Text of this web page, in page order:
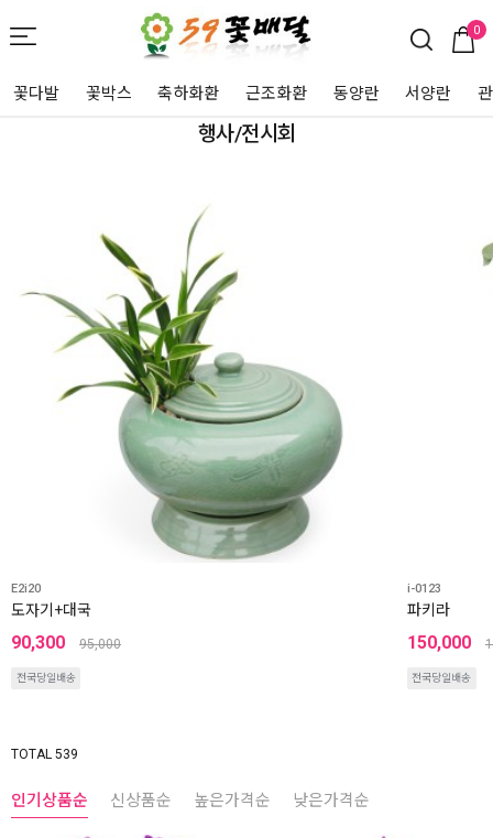
0
꽃다발 꽃박스 축하화환 근조화환 동양란 서양란
행사/전시회
E2i20
도자기+대국
90,300 95,000
전국당일배송
i-0123
파키라
150,000
전국당일배송
TOTAL 539
인기상품순 신상품순 높은가격순 낮은가격순